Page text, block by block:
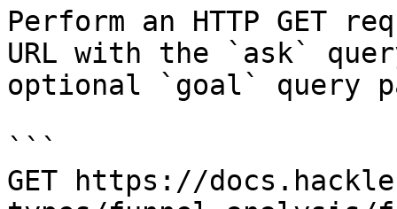
Perform an HTTP GET
URL with the `ask`
optional `goal` query
```
GET https://